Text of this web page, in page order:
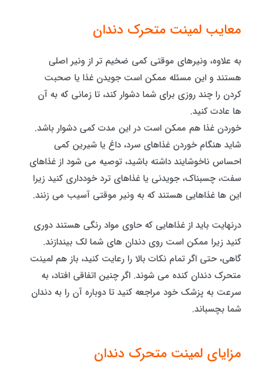
معایب لمینت متحرک دندان
به علاوه، ونیرهای موقتی کمی ضخیم تر از ونیر اصلی
هستند و این مسئله ممکن است جویدن غذا یا صحبت
کردن را چند روزی برای شما دشوار کند، تا زمانی که به آن
ها عادت کنید.
خوردن غذا هم ممکن است در این مدت کمی دشوار باشد.
شاید هنگام خوردن غذاهای سرد، داغ یا شیرین کمی
احساس ناخوشایند داشته باشید، توصیه می شود از غذاهای
سفت، چسبناک، جویدنی یا غذاهای ترد خودداری کنید زیرا
این ها غذاهایی هستند که به ونیر موقتی آسیب می زنند.
درنهایت باید از غذاهایی که حاوی مواد رنگی هستند دوری
کنید زیرا ممکن است روی دندان های شما لک بیندازند.
گاهی، حتی اگر تمام نکات بالا را رعایت کنید، باز هم لمینت
متحرک دندان کنده می شوند. اگر چنین اتفاقی افتاد، به
سرعت به پزشک خود مراجعه کنید تا دوباره آن را به دندان
شما بچسباند.
مزایای لمینت متحرک دندان